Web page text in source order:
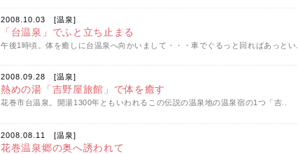
2008.10.03 [温泉]
「台温泉」でふと立ち止まる
午後1時頃。体を癒しに台温泉へ向かいまして・・・車でぐるっと回ればあっとい..
2008.09.28 [温泉]
熱めの湯「吉野屋旅館」で体を癒す
花巻市台温泉。開湯1300年ともいわれるこの伝説の温泉地の温泉宿の1つ「吉..
2008.08.11 [温泉]
花巻温泉郷の奥へ誘われて